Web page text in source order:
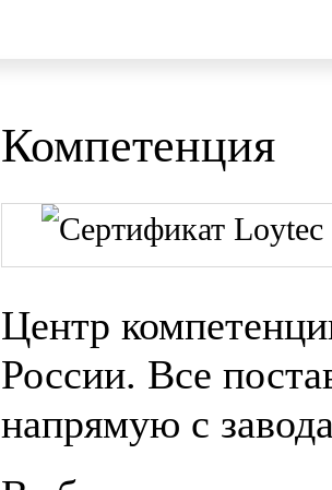
Компетенция
Центр
России. Все
напрямую с